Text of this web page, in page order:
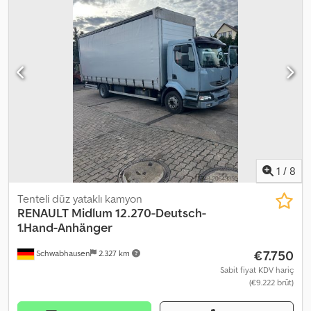
295 / 80 R 22.5 / 8mm, işletme ağırlığı:16.000 kg
klima,
1 / 8
Schwabhausen 2.327 km
Tenteli düz yataklı kamyon
RENAULT Midlum 12.270-Deutsch-
1.Hand-Anhänger
€7.750
Sabit fiyat KDV hariç
(€9.222 brüt)